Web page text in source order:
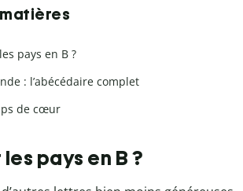
pays en B ?
: l’abécédaire complet
de cœur
pays en B ?